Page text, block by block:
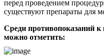
перед проведением
существуют препараты для
Среди противопоказаний к
можно отметить: